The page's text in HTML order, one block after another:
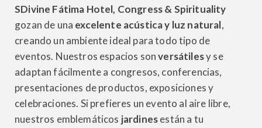
SDivine Fátima Hotel, Congress & Spirituality
gozan de una excelente acústica y luz natural,
creando un ambiente ideal para todo tipo de
eventos. Nuestros espacios sonversátilesy se
adaptan fácilmente a congresos, conferencias,
presentaciones de productos, exposiciones y
celebraciones. Si prefieres un evento al aire libre,
nuestros emblemáticos jardinesestán a tu